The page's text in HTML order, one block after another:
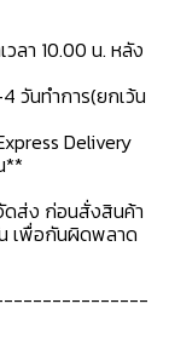
ลา 10.00 น. หลัง
วันทำการ(ยกเว้น
Delivery
**
ดส่ง ก่อนสั่งสินค้า
เพื่อกันผิดพลาด